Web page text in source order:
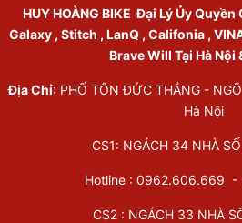
HUY HOÀNG BIKE Đại Lý Ủy Quyền
Galaxy , Stitch , LanQ , Califonia ,
Brave Will Tại Hà Nội
Địa Chỉ: PHỐ TÔN ĐỨC THẮNG -
Hà Nội
CS1: NGÁCH 34 NHÀ
Hotline : 0962.606.669 -
CS2 : NGÁCH 33 NHÀ